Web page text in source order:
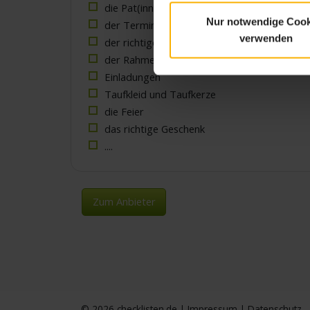
Nur notwendige
verwenden
die Pat(inn)en
der Termin
der richtige Taufspruch
der Rahmen des Festes
Einladungen
Taufkleid und Taufkerze
die Feier
das richtige Geschenk
....
Zum Anbieter